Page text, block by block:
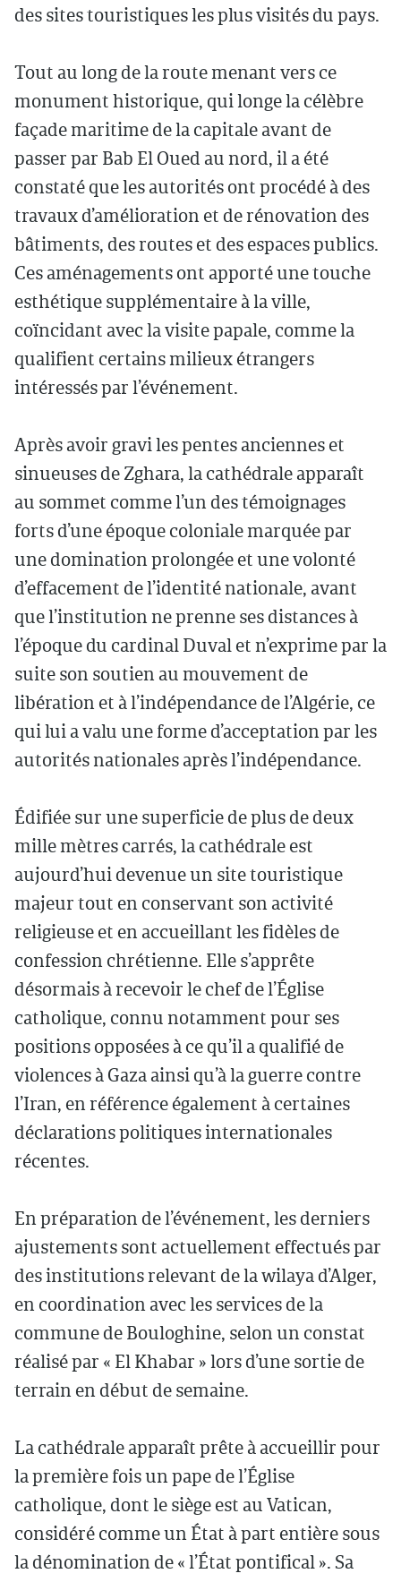
des sites touristiques les plus visités du pays.
Tout au long de la route menant vers ce
monument historique, qui longe la célèbre
façade maritime de la capitale avant de
passer par Bab El Oued au nord, il a été
constaté que les autorités ont procédé à des
travaux d’amélioration et de rénovation des
bâtiments, des routes et des espaces publics.
Ces aménagements ont apporté une touche
esthétique supplémentaire à la ville,
coïncidant avec la visite papale, comme la
qualifient certains milieux étrangers
intéressés par l’événement.
Après avoir gravi les pentes anciennes et
sinueuses de Zghara, la cathédrale apparaît
au sommet comme l’un des témoignages
forts d’une époque coloniale marquée par
une domination prolongée et une volonté
d’effacement de l’identité nationale, avant
que l’institution ne prenne ses distances à
l’époque du cardinal Duval et n’exprime par la
suite son soutien au mouvement de
libération et à l’indépendance de l’Algérie, ce
qui lui a valu une forme d’acceptation par les
autorités nationales après l’indépendance.
Édifiée sur une superficie de plus de deux
mille mètres carrés, la cathédrale est
aujourd’hui devenue un site touristique
majeur tout en conservant son activité
religieuse et en accueillant les fidèles de
confession chrétienne. Elle s’apprête
désormais à recevoir le chef de l’Église
catholique, connu notamment pour ses
positions opposées à ce qu’il a qualifié de
violences à Gaza ainsi qu’à la guerre contre
l’Iran, en référence également à certaines
déclarations politiques internationales
récentes.
En préparation de l’événement, les derniers
ajustements sont actuellement effectués par
des institutions relevant de la wilaya d’Alger,
en coordination avec les services de la
commune de Bouloghine, selon un constat
réalisé par « El Khabar » lors d’une sortie de
terrain en début de semaine.
La cathédrale apparaît prête à accueillir pour
la première fois un pape de l’Église
catholique, dont le siège est au Vatican,
considéré comme un État à part entière sous
la dénomination de « l’État pontifical ». Sa